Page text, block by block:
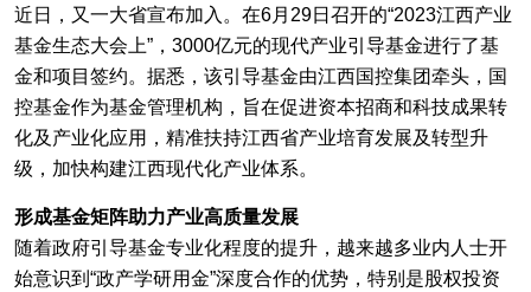
近日，又一大省宣布加入。在6月29日召开的“2023江西产业
基金生态大会上”，3000亿元的现代产业引导基金进行了基
金和项目签约。据悉，该引导基金由江西国控集团牵头，国
控基金作为基金管理机构，旨在促进资本招商和科技成果转
化及产业化应用，精准扶持江西省产业培育发展及转型升
级，加快构建江西现代化产业体系。
形成基金矩阵助力产业高质量发展
随着政府引导基金专业化程度的提升，越来越多业内人士开
始意识到“政产学研用金”深度合作的优势，特别是股权投资